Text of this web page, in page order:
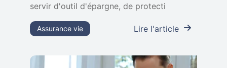
servir d'outil d'épargne, de protecti
Lire l'article
Assurance vie